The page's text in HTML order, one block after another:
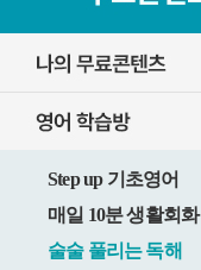
Step up 기초영어
매일 10분 생활회화
술술 풀리는 독해